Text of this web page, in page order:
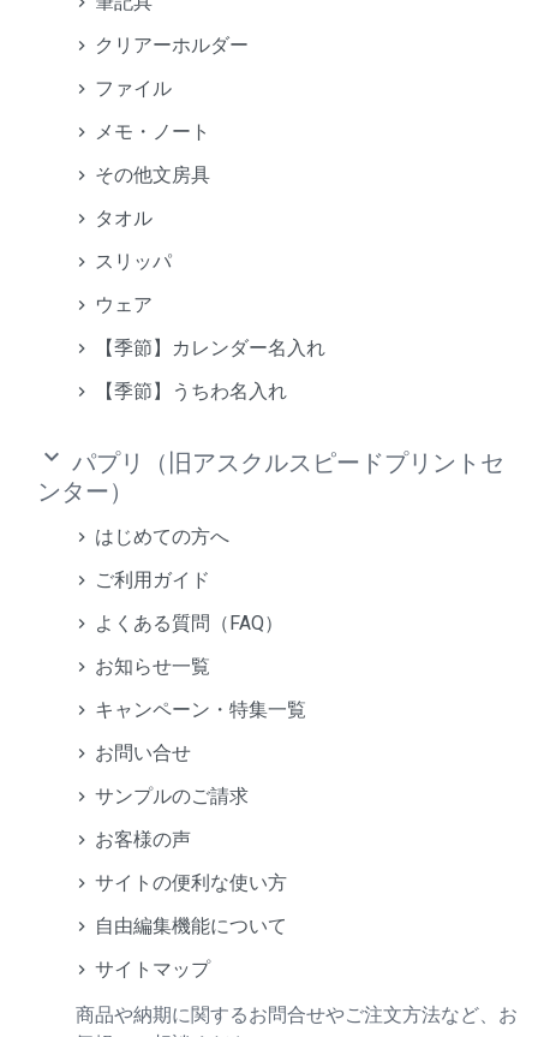
クリアーホルダー
ファイル
メモ・ノート
その他文房具
タオル
スリッパ
ウェア
【季節】カレンダー名入れ
【季節】うちわ名入れ
keyboard_arrow_down パプリ（旧アスクルスピードプリントセ
ンター）
はじめての方へ
ご利用ガイド
よくある質問（FAQ）
お知らせ一覧
キャンペーン・特集一覧
お問い合せ
サンプルのご請求
お客様の声
サイトの便利な使い方
自由編集機能について
サイトマップ
商品や納期に関するお問合せやご注文方法など、お